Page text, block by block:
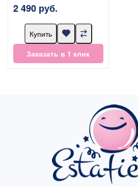
2 490 руб.
Купить
Заказать в 1 клик